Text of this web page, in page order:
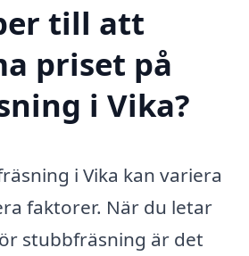
till att
priset på
i Vika?
i Vika kan variera
faktorer. När du letar
stubbfräsning är det